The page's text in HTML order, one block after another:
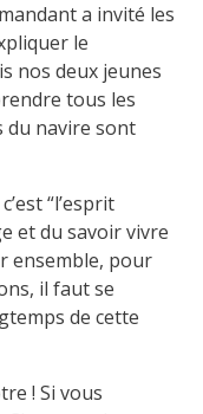
a invité les
le
nos deux jeunes
tous les
du navire sont
“l’esprit
et du savoir vivre
ensemble, pour
il faut se
de cette
! Si vous